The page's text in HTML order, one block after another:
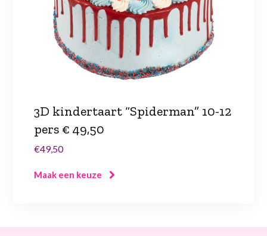
3D kindertaart “Spiderman” 10-12
pers € 49,50
€49,50
Maak een keuze